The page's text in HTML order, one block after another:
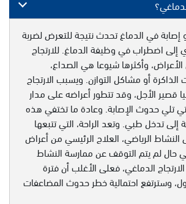
إصابة في الدماغ تحدث نتيجة للتعرض لضربة
إلى اضطراب في وظيفة الدماغ. للارتجاج
وأكثرها شيوعا هي الصداع،
الذاكرة أو مشاكل التوازن. ويسبب الارتجاج
قصير الأجل، وقد تتطور أعراضه على مدار
تلي حدوث الإصابة. وعادة ما تختفي هذه
إلى تدخل طبي. وتعد الراحة، التي تتبعها
النشاط الرياضي، العلاج الرئيسي من أعراض
حال لم يتم التوقف عن ممارسة النشاط
الدماغي، فعلى الأغلب أن فترة
وسترتفع احتمالية خطر حدوث المضاعفات